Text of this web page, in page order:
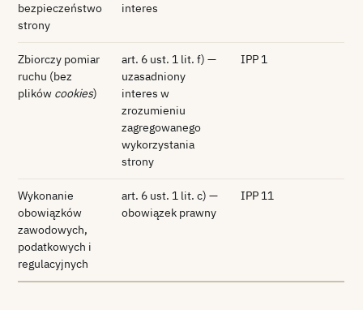
bezpieczeństwo
strony
interes
Zbiorczy pomiar
ruchu (bez
plików cookies)
art. 6 ust. 1 lit. f) —
uzasadniony
interes w
zrozumieniu
zagregowanego
wykorzystania
strony
IPP 1
Wykonanie
obowiązków
zawodowych,
podatkowych i
regulacyjnych
art. 6 ust. 1 lit. c) —
obowiązek prawny
IPP 11